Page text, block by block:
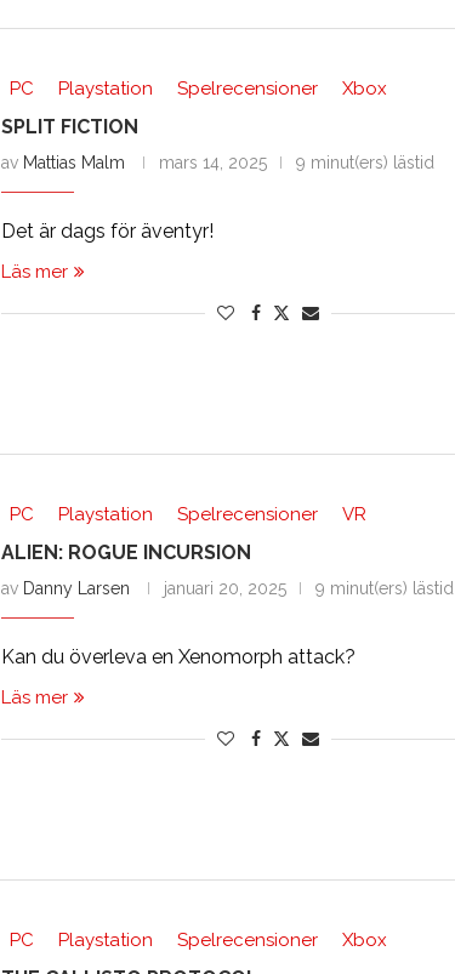
PC Playstation Spelrecensioner Xbox
SPLIT FICTION
av Mattias Malm mars 14, 2025 9 minut(ers) lästid
Det är dags för äventyr!
Läs mer
PC Playstation Spelrecensioner VR
ALIEN: ROGUE INCURSION
av Danny Larsen januari 20, 2025 9 minut(ers) lästid
Kan du överleva en Xenomorph attack?
Läs mer
PC Playstation Spelrecensioner Xbox